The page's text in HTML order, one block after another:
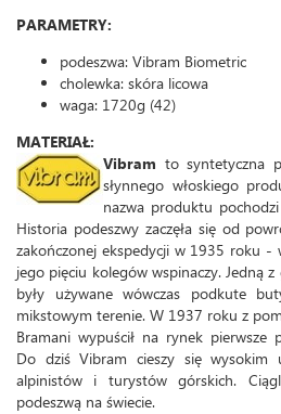
PARAMETRY:
podeszwa: Vibram Biometric
cholewka: skóra licowa
waga: 1720g (42)
MATERIAŁ:
Vibram to syntetyczna
słynnego włoskiego
nazwa produktu
Historia podeszwy zaczęła się od
zakończonej ekspedycji w 1935 roku -
jego pięciu kolegów wspinaczy. Jedną
były używane wówczas podkute
mikstowym terenie. W 1937 roku z
Bramani wypuścił na rynek pierwsze
Do dziś Vibram cieszy się wysokim
alpinistów i turystów górskich.
podeszwą na świecie.